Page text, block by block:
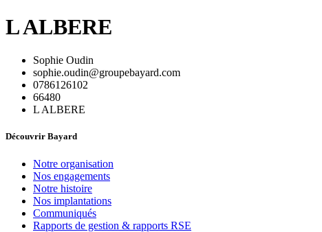
L ALBERE
Sophie Oudin
sophie.oudin@groupebayard.com
0786126102
66480
L ALBERE
Découvrir Bayard
Notre organisation
Nos engagements
Notre histoire
Nos implantations
Communiqués
Rapports de gestion & rapports RSE